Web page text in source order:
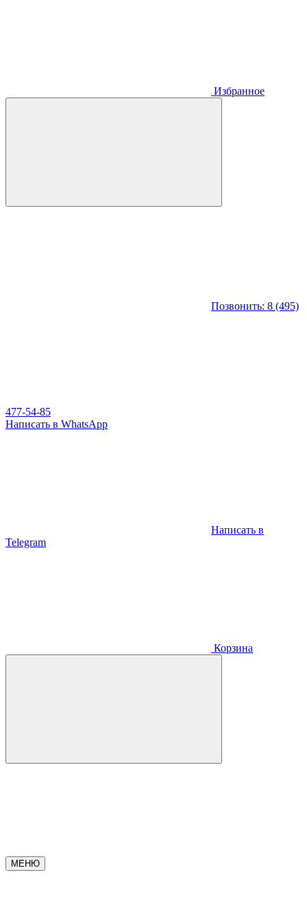
Избранное
Позвонить: 8 (495)
477-54-85
Написать в WhatsApp
Написать в
Telegram
Корзина
МЕНЮ